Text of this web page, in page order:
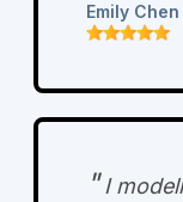
Emily Chen
" I